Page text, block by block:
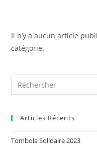
Il n’y a aucun article
catégorie.
Articles Récents
Tombola Solidaire 2023